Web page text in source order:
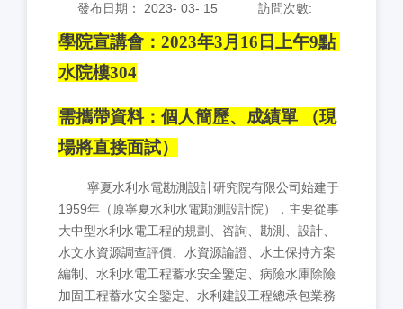
發布日期： 2023- 03- 15 訪問次數:
學院宣講會：2023年3月16日上午9點
水院樓304
需攜帶資料：個人簡歷、成績單 （現
場將直接面試）
寧夏水利水電勘測設計研究院有限公司始建于
1959年（原寧夏水利水電勘測設計院），主要從事
大中型水利水電工程的規劃、咨詢、勘測、設計、
水文水資源調查評價、水資源論證、水土保持方案
編制、水利水電工程蓄水安全鑒定、病險水庫除險
加固工程蓄水安全鑒定、水利建設工程總承包業務